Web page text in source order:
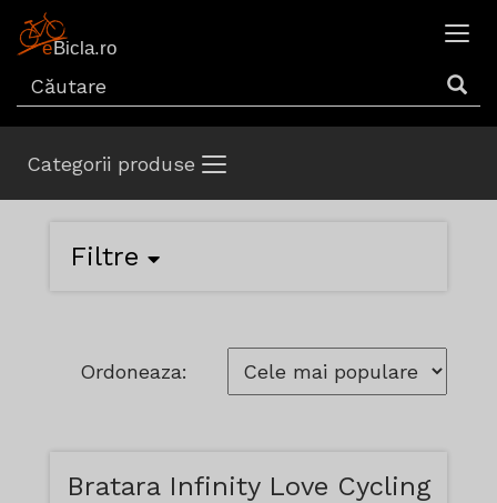
Categorii produse
Filtre
Ordoneaza:
Bratara Infinity Love Cycling